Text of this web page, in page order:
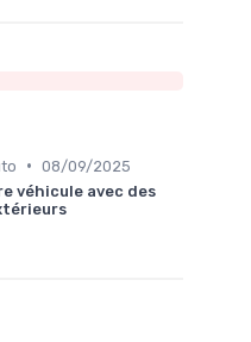
• 08/09/2025
véhicule avec des